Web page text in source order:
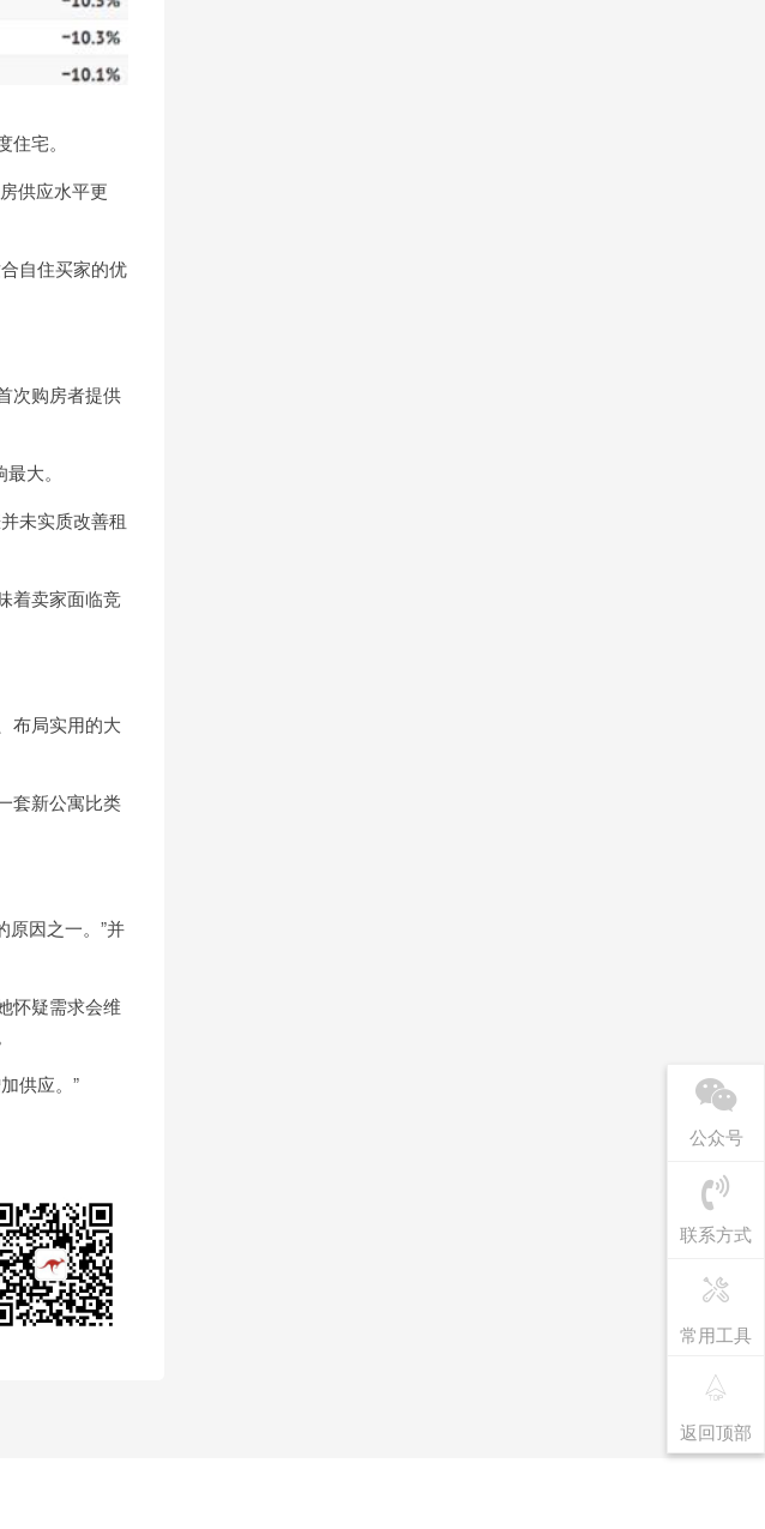
宅。
供应水平更
自住买家的优
次购房者提供
大。
未实质改善租
着卖家面临竞
布局实用的大
套新公寓比类
原因之一。”并
怀疑需求会维
供应。”
公众号
联系方式
常用工具
返回顶部